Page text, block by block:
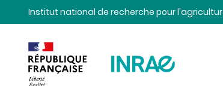
Contenu
Recherche
NavigationInstitut national de recherche pour